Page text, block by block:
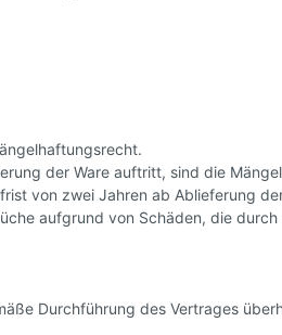
der Ware auftritt, sind die
von zwei Jahren ab Ablieferung
aufgrund von Schäden, die
Durchführung des Vertrages